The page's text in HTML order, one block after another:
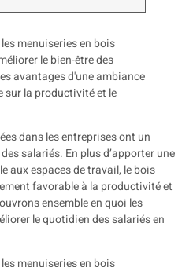
dans les entreprises ont un
salariés. En plus d’apporter une
aux espaces de travail, le bois
favorable à la productivité et
ensemble en quoi les
le quotidien des salariés en